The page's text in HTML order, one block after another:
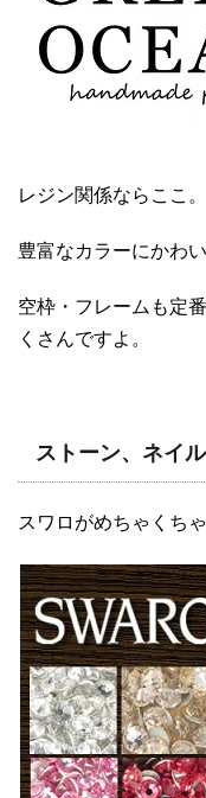
レジン関係ならここ。
豊富なカラーにかわ
空枠・フレームも定
くさんですよ。
ストーン、ネイ
スワロがめちゃくち